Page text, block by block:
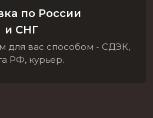
по России
и СНГ
для вас способом - СДЭК,
РФ, курьер.